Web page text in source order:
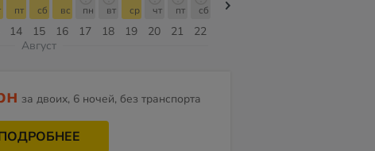
14
пт
15
сб
16
вс
17
пн
18
вт
19
ср
20
чт
21
пт
22
сб
Август
за двоих, 6 ночей, без транспорта